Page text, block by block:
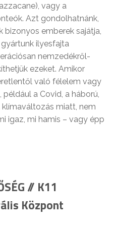
vagy a
Azt gondolhatnánk,
emberek sajátja,
ilyesfajta
nemzedékről-
ezeket. Amikor
való félelem vagy
a Covid, a háború,
miatt, nem
igaz, mi hamis – vagy épp
// K11
Központ